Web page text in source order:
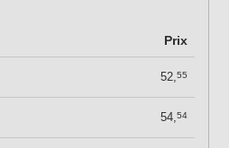
Prix
52,55
54,54